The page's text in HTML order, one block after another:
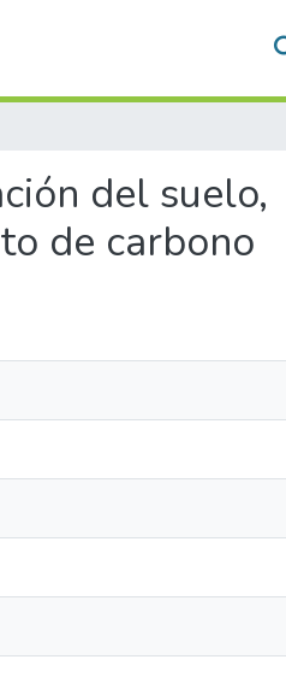
del suelo,
de carbono